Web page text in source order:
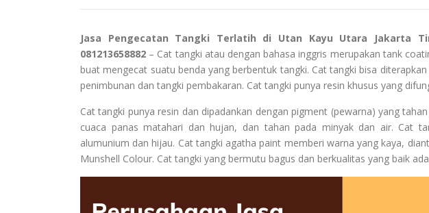
Jasa Pengecatan Tangki Terlatih di Utan Kayu Utara Jakarta
081213658882 – Cat tangki atau dengan bahasa inggris merupakan tank
buat mengecat suatu benda yang berbentuk tangki. Cat tangki bisa
penimbunan dan tangki pembakaran. Cat tangki punya resin khusus yang
Cat tangki punya resin dan dipadankan dengan pigment (pewarna) yang
cuaca panas matahari dan hujan, dan tahan pada minyak dan air. Cat
alumunium dan hijau. Cat tangki agatha paint memberi warna yang kaya,
Munshell Colour. Cat tangki yang bermutu bagus dan berkualitas yang baik